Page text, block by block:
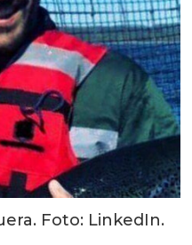
Foto: LinkedIn.